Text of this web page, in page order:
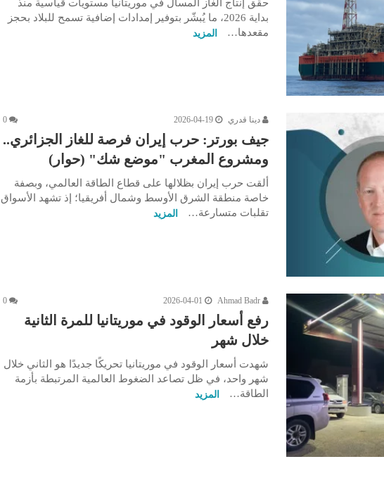
حقّق إنتاج الغاز المسال في موريتانيا مستويات قياسية منذ
بداية 2026، ما يُبشّر بتوفير إمدادات إضافية تسمح للبلاد بحجز
مقعدها…
المزيد
دينا قدري 2026-04-19
0
جيف بورتر: حرب إيران فرصة للغاز الجزائري..
ومشروع المغرب "موضع شك" (حوار)
ألقت حرب إيران بظلالها على قطاع الطاقة العالمي، وبصفة
خاصة منطقة الشرق الأوسط وشمال أفريقيا؛ إذ تشهد الأسواق
تقلبات متسارعة…
المزيد
Ahmad Badr
2026-04-01
0
رفع أسعار الوقود في موريتانيا للمرة الثانية
خلال شهر
شهدت أسعار الوقود في موريتانيا تحريكًا جديدًا هو الثاني خلال
شهر واحد، في ظل تصاعد الضغوط العالمية المرتبطة بأزمة
الطاقة…
المزيد